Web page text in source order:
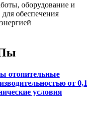
оборудование и
обеспечения
отопительные
от 0,1
условия